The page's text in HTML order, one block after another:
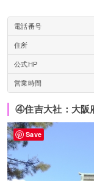
電話番号
住所
公式HP
営業時間
④住吉大社：大阪
Save